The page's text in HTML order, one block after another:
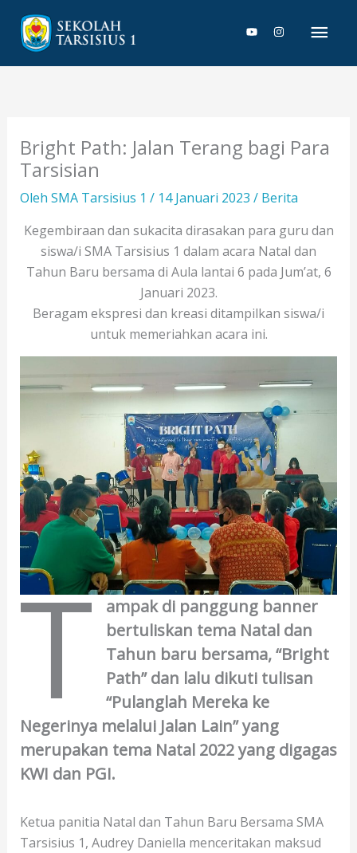
konten
Bright Path: Jalan Terang bagi Para
Tarsisian
Oleh SMA Tarsisius 1 / 14 Januari 2023 / Berita
Kegembiraan dan sukacita dirasakan para guru dan
siswa/i SMA Tarsisius 1 dalam acara Natal dan
Tahun Baru bersama di Aula lantai 6 pada Jum’at, 6
Januari 2023.
Beragam ekspresi dan kreasi ditampilkan siswa/i
untuk memeriahkan acara ini.
T
ampak di panggung banner
bertuliskan tema Natal dan
Tahun baru bersama, “Bright
Path” dan lalu dikuti tulisan
“Pulanglah Mereka ke
Negerinya melalui Jalan Lain” yang
merupakan tema Natal 2022 yang digagas
KWI dan PGI.
Ketua panitia Natal dan Tahun Baru Bersama SMA
Tarsisius 1, Audrey Daniella menceritakan maksud